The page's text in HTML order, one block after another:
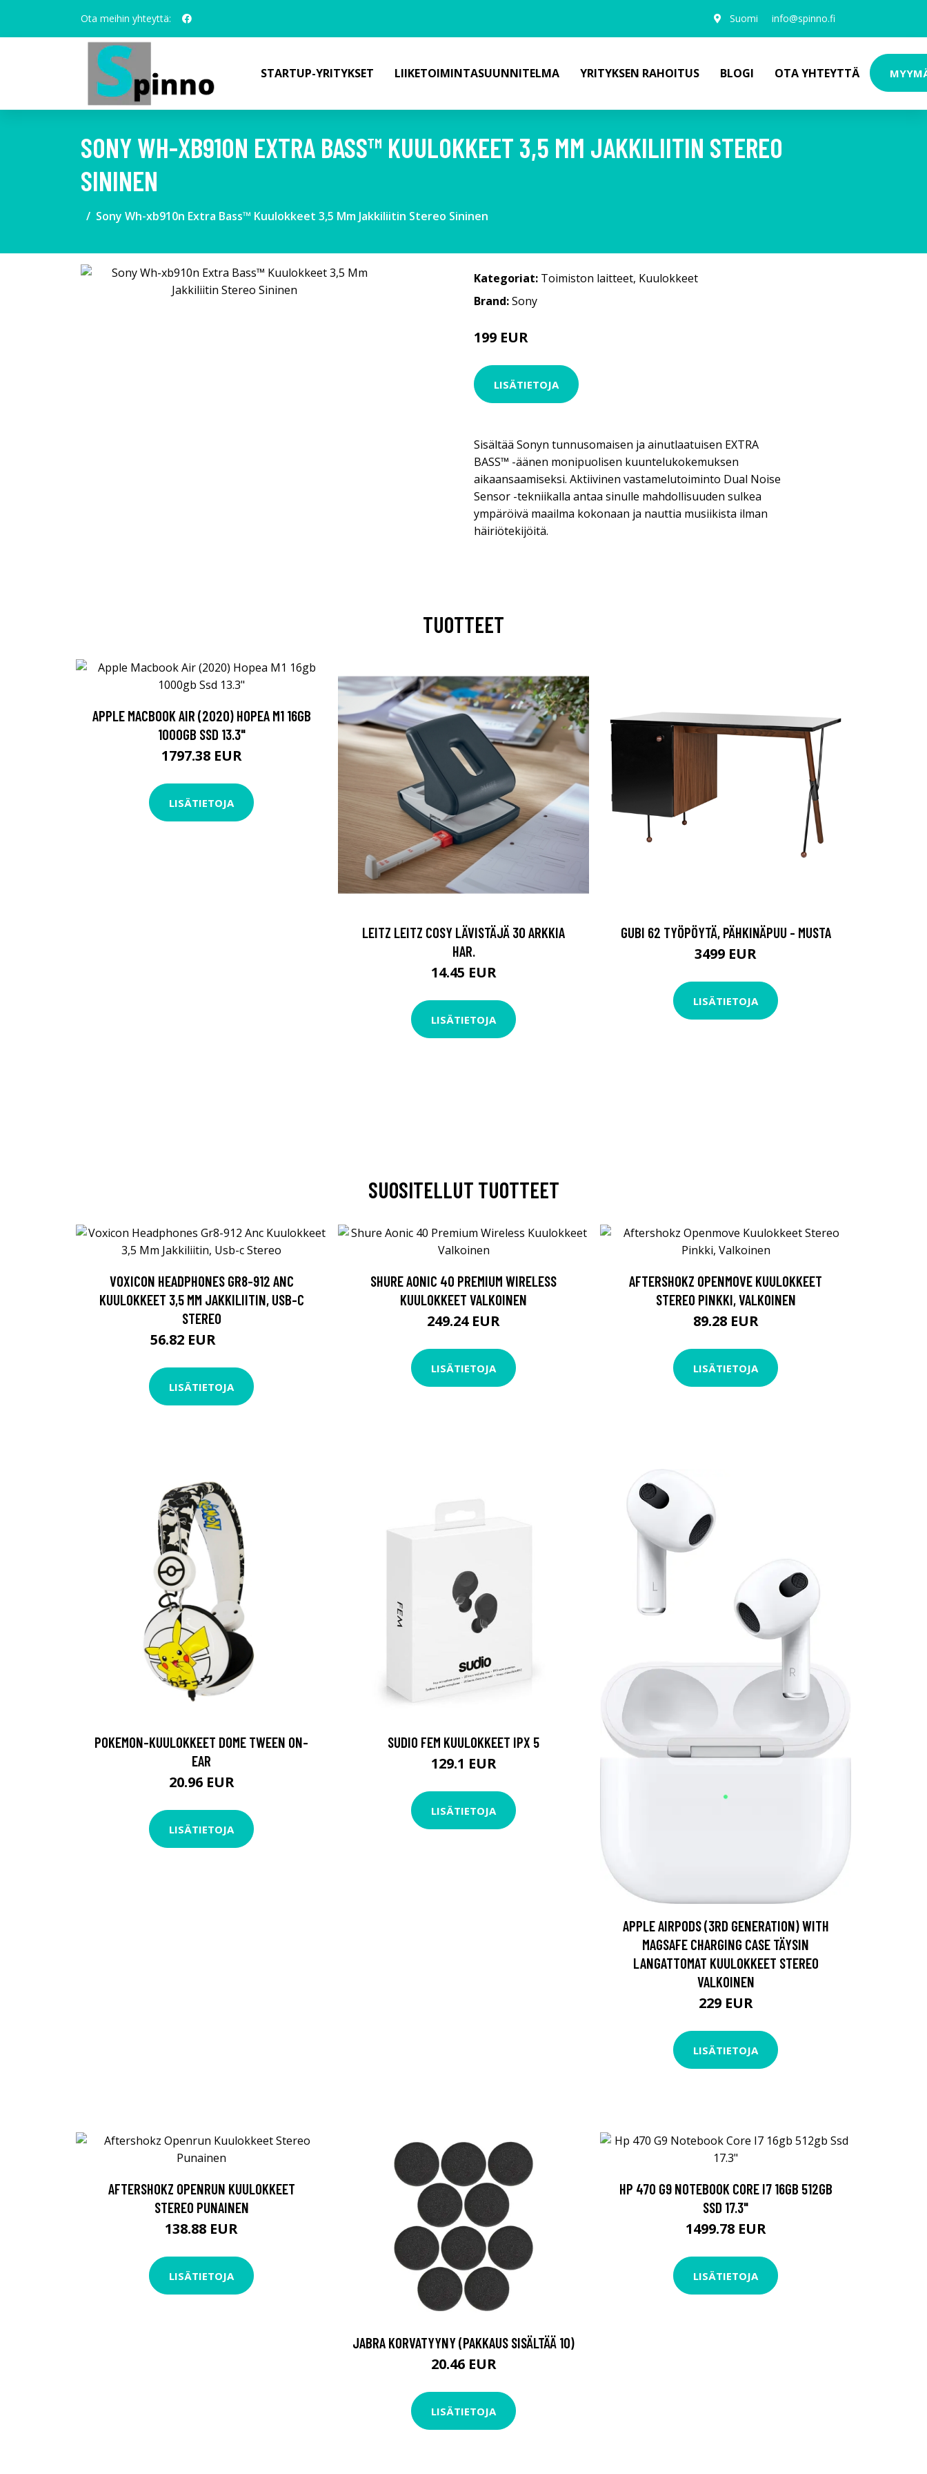
Ota meihin yhteyttä: Suomi info@spinno.fi
STARTUP-YRITYKSET LIIKETOIMINTASUUNNITELMA YRITYKSEN RAHOITUS BLOGI OTA YHTEYTTÄ
SONY WH-XB910N EXTRA BASS™ KUULOKKEET 3,5 MM JAKKILIITIN STEREO
SININEN
Sony Wh-xb910n Extra Bass™ Kuulokkeet 3,5 Mm Jakkiliitin Stereo Sininen
Kategoriat: Toimiston laitteet, Kuulokkeet
Brand:Sony
199 EUR
LISÄTIETOJA
Sisältää Sonyn tunnusomaisen ja ainutlaatuisen EXTRA
BASS™ -äänen monipuolisen kuuntelukokemuksen
aikaansaamiseksi. Aktiivinen vastamelutoiminto Dual Noise
Sensor -tekniikalla antaa sinulle mahdollisuuden sulkea
ympäröivä maailma kokonaan ja nauttia musiikista ilman
häiriötekijöitä.
TUOTTEET
APPLE MACBOOK AIR (2020) HOPEA M1 16GB
1000GB SSD 13.3"
1797.38 EUR
LISÄTIETOJA
LEITZ LEITZ COSY LÄVISTÄJÄ 30 ARKKIA
HAR.
14.45 EUR
LISÄTIETOJA
GUBI 62 TYÖPÖYTÄ, PÄHKINÄPUU - MUSTA
3499 EUR
LISÄTIETOJA
SUOSITELLUT TUOTTEET
VOXICON HEADPHONES GR8-912 ANC
KUULOKKEET 3,5 MM JAKKILIITIN, USB-C
STEREO
56.82 EUR
LISÄTIETOJA
SHURE AONIC 40 PREMIUM WIRELESS
KUULOKKEET VALKOINEN
249.24 EUR
LISÄTIETOJA
AFTERSHOKZ OPENMOVE KUULOKKEET
STEREO PINKKI, VALKOINEN
89.28 EUR
LISÄTIETOJA
POKEMON-KUULOKKEET DOME TWEEN ON-
EAR
20.96 EUR
LISÄTIETOJA
SUDIO FEM KUULOKKEET IPX 5
129.1 EUR
LISÄTIETOJA
APPLE AIRPODS (3RD GENERATION) WITH
MAGSAFE CHARGING CASE TÄYSIN
LANGATTOMAT KUULOKKEET STEREO
VALKOINEN
229 EUR
LISÄTIETOJA
AFTERSHOKZ OPENRUN KUULOKKEET
STEREO PUNAINEN
138.88 EUR
LISÄTIETOJA
JABRA KORVATYYNY (PAKKAUS SISÄLTÄÄ 10)
20.46 EUR
LISÄTIETOJA
HP 470 G9 NOTEBOOK CORE I7 16GB 512GB
SSD 17.3"
1499.78 EUR
LISÄTIETOJA